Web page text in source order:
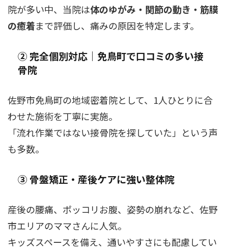
院が多い中、当院は体のゆがみ・関節の動き・筋膜
の癒着まで評価し、痛みの原因を特定します。
② 完全個別対応｜免鳥町で口コミの多い接
骨院
佐野市免鳥町の地域密着院として、1人ひとりに合
わせた施術を丁寧に実施。
「流れ作業ではない接骨院を探していた」という声
も多数。
③ 骨盤矯正・産後ケアに強い整体院
産後の腰痛、ポッコリお腹、姿勢の崩れなど、佐野
市エリアのママさんに人気。
キッズスペースを備え、通いやすさにも配慮してい